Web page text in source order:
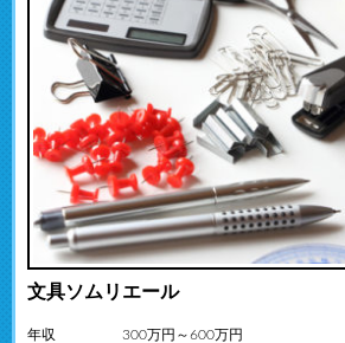
文具ソムリエール
年収 300万円～600万円